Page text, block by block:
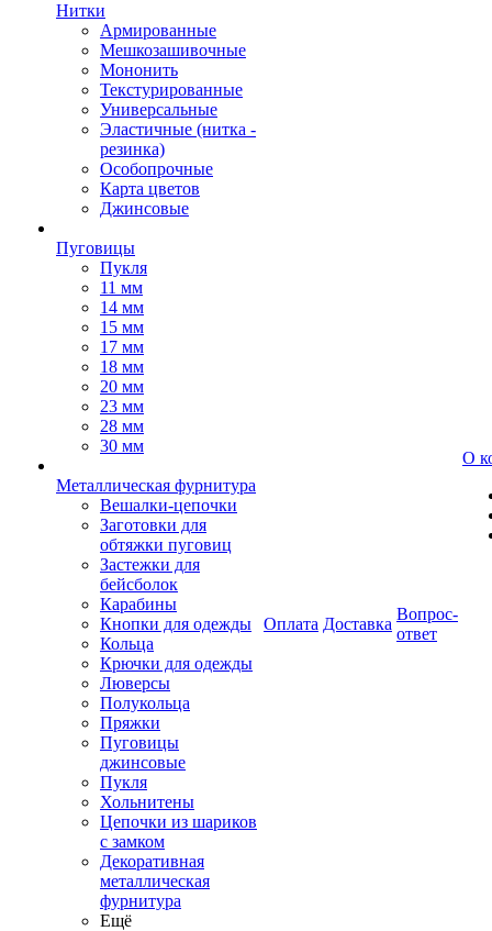
Нитки
Армированные
Мешкозашивочные
Мононить
Текстурированные
Универсальные
Эластичные (нитка -
резинка)
Особопрочные
Карта цветов
Джинсовые
Пуговицы
Пукля
11 мм
14 мм
15 мм
17 мм
18 мм
20 мм
23 мм
28 мм
30 мм
Металлическая фурнитура
Вешалки-цепочки
Заготовки для
обтяжки пуговиц
Застежки для
бейсболок
Карабины
Кнопки для одежды
Кольца
Крючки для одежды
Люверсы
Полукольца
Пряжки
Пуговицы
джинсовые
Пукля
Хольнитены
Цепочки из шариков
с замком
Декоративная
металлическая
фурнитура
Ещё
Оплата Доставка
Вопрос-
ответ
О